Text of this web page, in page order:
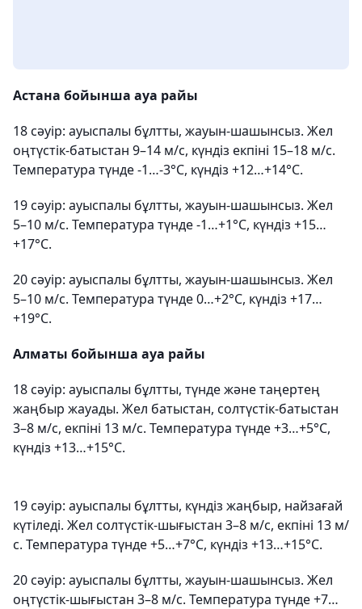
Астана бойынша ауа райы
18 сәуір: ауыспалы бұлтты, жауын-шашынсыз. Жел
оңтүстік-батыстан 9–14 м/с, күндіз екпіні 15–18 м/с.
Температура түнде -1…-3°С, күндіз +12…+14°С.
19 сәуір: ауыспалы бұлтты, жауын-шашынсыз. Жел
5–10 м/с. Температура түнде -1…+1°С, күндіз +15…
+17°С.
20 сәуір: ауыспалы бұлтты, жауын-шашынсыз. Жел
5–10 м/с. Температура түнде 0…+2°С, күндіз +17…
+19°С.
Алматы бойынша ауа райы
18 сәуір: ауыспалы бұлтты, түнде және таңертең
жаңбыр жауады. Жел батыстан, солтүстік-батыстан
3–8 м/с, екпіні 13 м/с. Температура түнде +3…+5°С,
күндіз +13…+15°С.
19 сәуір: ауыспалы бұлтты, күндіз жаңбыр, найзағай
күтіледі. Жел солтүстік-шығыстан 3–8 м/с, екпіні 13 м/
с. Температура түнде +5…+7°С, күндіз +13…+15°С.
20 сәуір: ауыспалы бұлтты, жауын-шашынсыз. Жел
оңтүстік-шығыстан 3–8 м/с. Температура түнде +7…